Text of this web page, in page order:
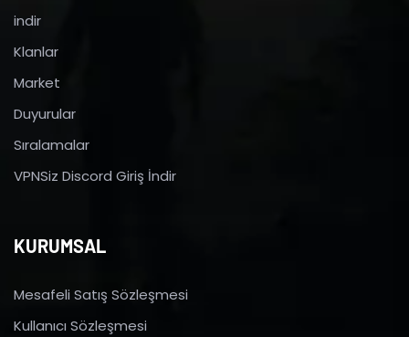
indir
Klanlar
Market
Duyurular
Sıralamalar
VPNSiz Discord Giriş İndir
KURUMSAL
Mesafeli Satış Sözleşmesi
Kullanıcı Sözleşmesi